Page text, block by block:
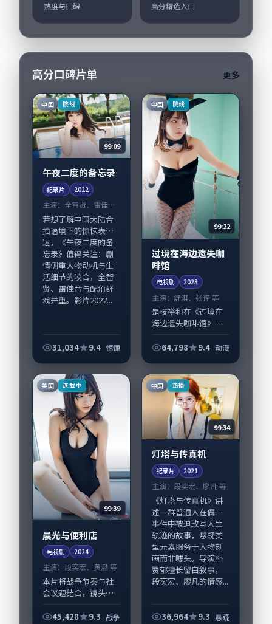
热度与口碑 高分精选入口
高分口碑片单 更多
中国 院线
99:09
午夜二度的备忘录
纪录片 2022
主演： 全智贤、雷佳音
等
若想了解中国大陆合
拍语境下的惊悚表
达，《午夜二度的备
忘录》值得关注：剧
情侧重人物动机与生
活细节的咬合，全智
贤、雷佳音与配角群
戏并重。影片2022...
31,034 9.4 惊悚
中国 院线
99:22
过境在海边遗失咖
啡馆
电视剧 2023
主演：舒淇、张译 等
是枝裕和在《过境在
海边遗失咖啡馆》中
动漫张力，舒淇、张
主要在中国台湾完成
制作协同，2023...
64,798 9.4 动漫
美国 连载中
99:39
晨光与便利店
电视剧 2024
主演： 段奕宏、黄渤 等
本片将战争节奏与社
会议题结合，镜头语
《晨光与便利店》由
45,428 9.3 战争
中国 热播
99:34
灯塔与传真机
纪录片 2021
主演： 段奕宏、廖凡 等
《灯塔与传真机》讲
述一群普通人在偶然
事件中被迫改写人生
轨迹的故事，悬疑类
型元素服务于人物刻
画而非噱头。导演朴
赞郁擅长留白叙事，
段奕宏、廖凡的情感...
36,964 9.3 悬疑